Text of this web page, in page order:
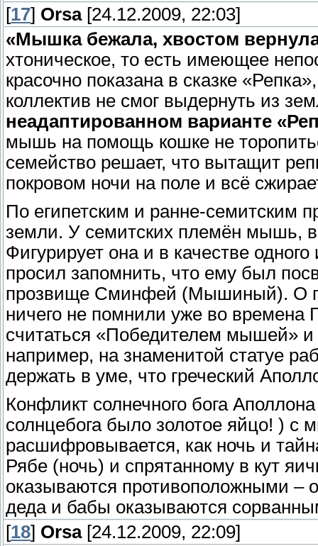
[17] Orsa[24.12.2009, 22:03]
«Мышка бежала, хвостом
хтоническое, то есть имеющее
красочно показана в сказке
коллектив не смог выдернуть из
неадаптированном варианте
мышь на помощь кошке не
семейство решает, что вытащит
покровом ночи на поле и всё
По египетским и ранне-семитским
земли. У семитских племён мышь,
Фигурирует она и в качестве
просил запомнить, что ему был
прозвище Сминфей (Мышиный). О
ничего не помнили уже во времена
считаться «Победителем мышей»
например, на знаменитой статуе
держать в уме, что греческий
Конфликт солнечного бога
солнцебога было золотое яйцо! ) с
расшифровывается, как ночь и
Рябе (ночь) и спрятанному в кут
оказываются противоположными –
деда и бабы оказываются
[18] Orsa[24.12.2009, 22:09]